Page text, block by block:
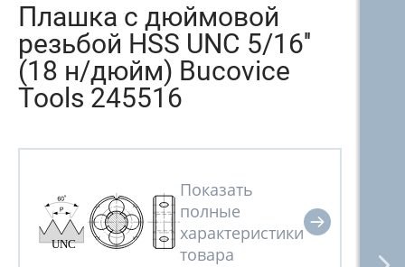
Плашка с дюймовой
резьбой HSS UNC 5/16''
(18 н/дюйм) Bucovice
Tools 245516